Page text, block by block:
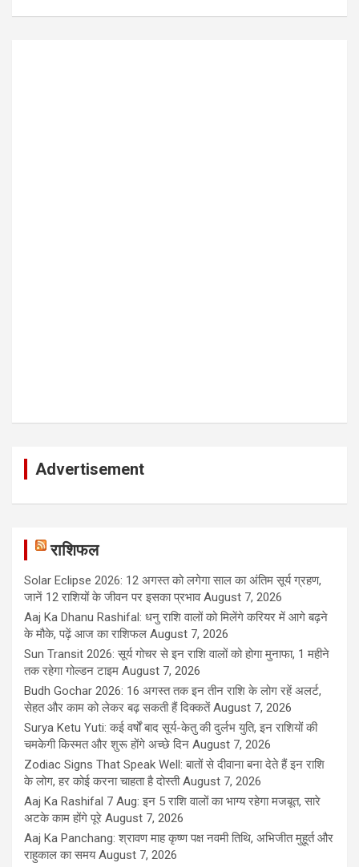
Advertisement
राशिफल
Solar Eclipse 2026: 12 अगस्त को लगेगा साल का अंतिम सूर्य ग्रहण,
जानें 12 राशियों के जीवन पर इसका प्रभाव August 7, 2026
Aaj Ka Dhanu Rashifal: धनु राशि वालों को मिलेंगे करियर में आगे बढ़ने
के मौके, पढ़ें आज का राशिफल August 7, 2026
Sun Transit 2026: सूर्य गोचर से इन राशि वालों को होगा मुनाफा, 1 महीने
तक रहेगा गोल्डन टाइम August 7, 2026
Budh Gochar 2026: 16 अगस्त तक इन तीन राशि के लोग रहें अलर्ट,
सेहत और काम को लेकर बढ़ सकती हैं दिक्कतें August 7, 2026
Surya Ketu Yuti: कई वर्षों बाद सूर्य-केतु की दुर्लभ युति, इन राशियों की
चमकेगी किस्मत और शुरू होंगे अच्छे दिन August 7, 2026
Zodiac Signs That Speak Well: बातों से दीवाना बना देते हैं इन राशि
के लोग, हर कोई करना चाहता है दोस्ती August 7, 2026
Aaj Ka Rashifal 7 Aug: इन 5 राशि वालों का भाग्य रहेगा मजबूत, सारे
अटके काम होंगे पूरे August 7, 2026
Aaj Ka Panchang: श्रावण माह कृष्ण पक्ष नवमी तिथि, अभिजीत मुहूर्त और
राहुकाल का समय August 7, 2026